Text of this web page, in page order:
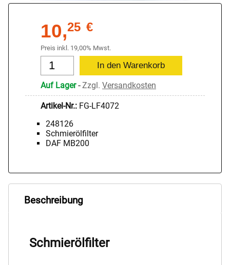
10,25 €
Preis inkl. 19,00% Mwst.
Auf Lager-Zzgl. Versandkosten
Artikel-Nr.: FG-LF4072
248126
Schmierölfilter
DAF MB200
Beschreibung
Schmierölfilter